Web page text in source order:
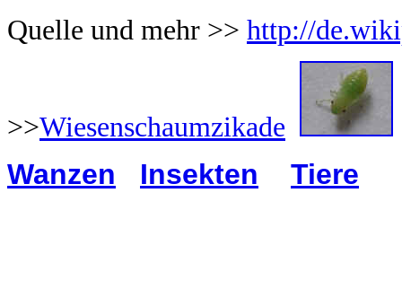
Quelle und mehr >> http://
>>Wiesenschaumzikade
Wanzen Insekten Tiere